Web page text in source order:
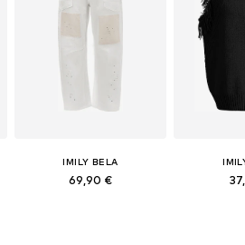
IMILY BELA
69,90 €